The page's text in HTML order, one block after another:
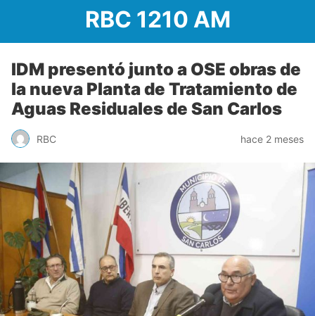
RBC 1210 AM
IDM presentó junto a OSE obras de
la nueva Planta de Tratamiento de
Aguas Residuales de San Carlos
RBC hace 2 meses